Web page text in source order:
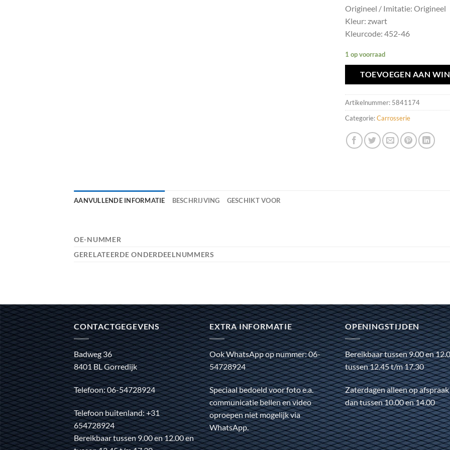
Origineel / Imitatie: Origineel
Kleur: zwart
Kleurcode: 452-46
1 op voorraad
TOEVOEGEN AAN
Artikelnummer: 5841174
Categorie:Carrosserie
AANVULLENDE INFORMATIE BESCHRIJVING GESCHIKT VOOR
OE-NUMMER
GERELATEERDE ONDERDEELNUMMERS
CONTACTGEGEVENS
Badweg 36
8401 BL Gorredijk
Telefoon: 06-54728924
Telefoon buitenland: +31
654728924
Bereikbaar tussen 9.00 en 12.00 en
EXTRA INFORMATIE
Ook WhatsApp op nummer: 06-
54728924
Speciaal bedoeld voor foto e.a.
communicatie bellen en video
oproepen niet mogelijk via
WhatsApp.
OPENINGSTIJDEN
Bereikbaar tussen 9.00 en
tussen 12.45 t/m 17.30
Zaterdagen alleen op
dan tussen 10.00 en 14.00